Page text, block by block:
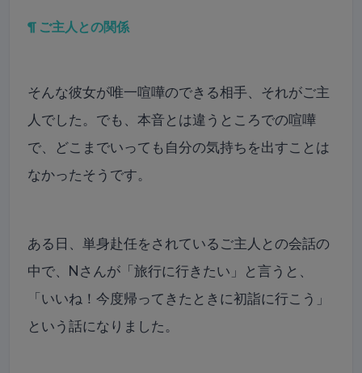
¶ ご主人との関係
そんな彼女が唯一喧嘩のできる相手、それがご主
人でした。でも、本音とは違うところでの喧嘩
で、どこまでいっても自分の気持ちを出すことは
なかったそうです。
ある日、単身赴任をされているご主人との会話の
中で、Nさんが「旅行に行きたい」と言うと、
「いいね！今度帰ってきたときに初詣に行こう」
という話になりました。